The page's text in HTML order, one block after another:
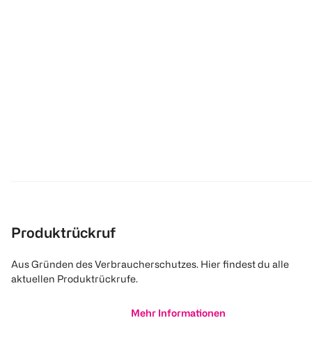
Produktrückruf
Aus Gründen des Verbraucherschutzes. Hier findest du alle
aktuellen Produktrückrufe.
Mehr Informationen